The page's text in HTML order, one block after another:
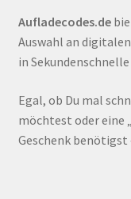
Aufladecodes.de
Auswahl an
in
Egal, ob Du mal
möchtest oder eine
Geschenk benötigst